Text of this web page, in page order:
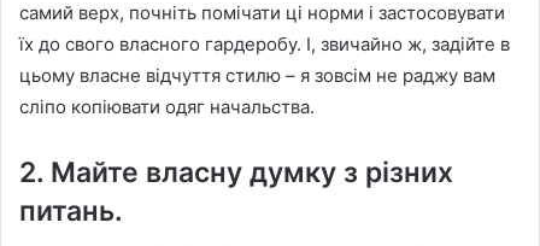
самий верх, почніть помічати ці норми і застосовувати
їх до свого власного гардеробу. І, звичайно ж, задійте в
цьому власне відчуття стилю – я зовсім не раджу вам
сліпо копіювати одяг начальства.
2. Майте власну думку з різних
питань.